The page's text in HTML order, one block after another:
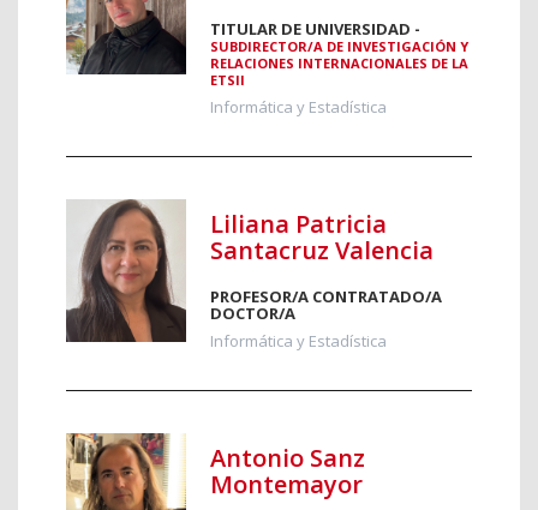
TITULAR DE UNIVERSIDAD -
SUBDIRECTOR/A DE INVESTIGACIÓN Y
RELACIONES INTERNACIONALES DE LA
ETSII
Informática y Estadística
Liliana Patricia
Santacruz Valencia
PROFESOR/A CONTRATADO/A
DOCTOR/A
Informática y Estadística
Antonio Sanz
Montemayor